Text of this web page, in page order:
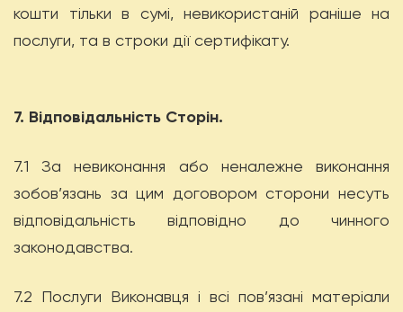
кошти тільки в сумі, невикористаній раніше на
послуги, та в строки дії сертифікату.
7. Відповідальність Сторін.
7.1 За невиконання або неналежне виконання
зобов’язань за цим договором сторони несуть
відповідальність відповідно до чинного
законодавства.
7.2 Послуги Виконавця і всі пов’язані матеріали